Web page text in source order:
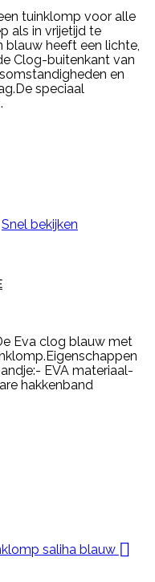
tuinklomp voor alle
als in vrijetijd te
blauw heeft een lichte,
Clog-buitenkant van
en
speciaal
Snel bekijken
Eva clog blauw met
EVA materiaal-
hakkenband
